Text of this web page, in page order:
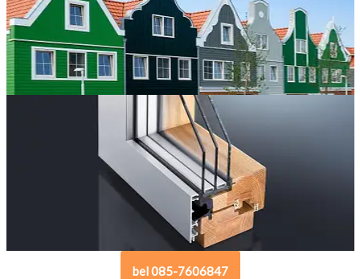
bel 085-7606847